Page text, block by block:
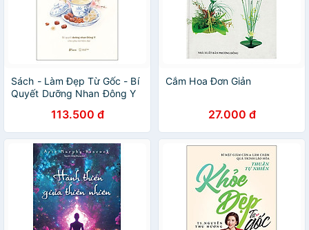
Sách - Làm Đẹp Từ Gốc - Bí
Quyết Dưỡng Nhan Đông Y
113.500 đ
Cắm Hoa Đơn Giản
27.000 đ